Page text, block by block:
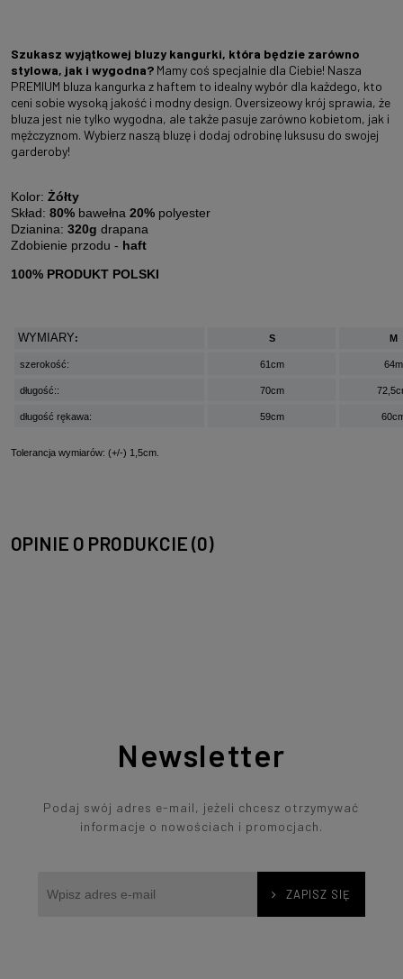
Szukasz wyjątkowej bluzy kangurki, która będzie zarówno
stylowa, jak i wygodna? Mamy coś specjalnie dla Ciebie! Nasza
PREMIUM bluza kangurka z haftem to idealny wybór dla każdego, kto
ceni sobie wysoką jakość i modny design. Oversizeowy krój sprawia, że
bluza jest nie tylko wygodna, ale także pasuje zarówno kobietom, jak i
mężczyznom. Wybierz naszą bluzę i dodaj odrobinę luksusu do swojej
garderoby!
Kolor: Żółty
Skład: 80% bawełna 20% polyester
Dzianina: 320g drapana
Zdobienie przodu - haft
100% PRODUKT POLSKI
WYMIARY: S M
szerokość: 61cm 64m
długość:: 70cm
długość rękawa: 59cm
Tolerancja wymiarów: (+/-) 1,5cm.
OPINIE O PRODUKCIE (0)
Newsletter
Podaj swój adres e-mail, jeżeli chcesz otrzymywać
informacje o nowościach i promocjach.
ZAPISZ SIĘ